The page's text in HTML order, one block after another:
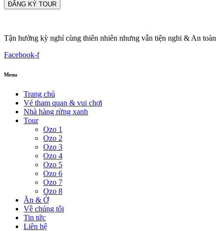
ĐĂNG KÝ TOUR
Tận hưởng kỳ nghỉ cùng thiên nhiên nhưng vẫn tiện nghi & An toàn
Facebook-f
Menu
Trang chủ
Vé tham quan & vui chơi
Nhà hàng rừng xanh
Tour
Ozo 1
Ozo 2
Ozo 3
Ozo 4
Ozo 5
Ozo 6
Ozo 7
Ozo 8
Ăn & Ở
Về chúng tôi
Tin tức
Liên hệ